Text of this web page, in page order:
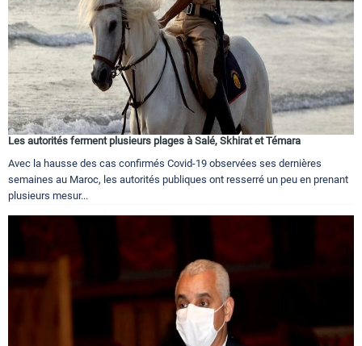
Les autorités ferment plusieurs plages à Salé, Skhirat et Témara
Avec la hausse des cas confirmés Covid-19 observées ses dernières
semaines au Maroc, les autorités publiques ont resserré un peu en prenant
plusieurs mesur...